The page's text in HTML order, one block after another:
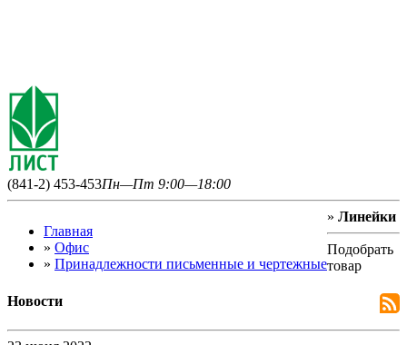
(841-2) 453-453Пн—Пт 9:00—18:00
Главная
» Офис
» Принадлежности письменные и чертежные
» Линейки
Подобрать
товар
Новости